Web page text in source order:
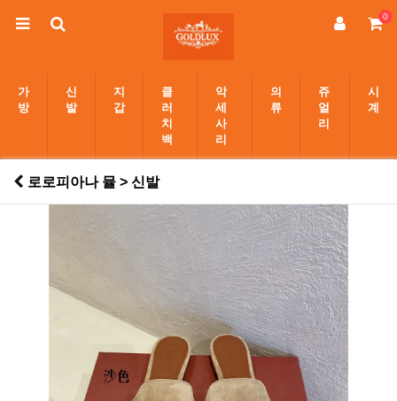
0
가
방
신
발
지
갑
클
러
치
백
악
세
사
리
의
류
쥬
얼
리
시
계
로로피아나 뮬 > 신발